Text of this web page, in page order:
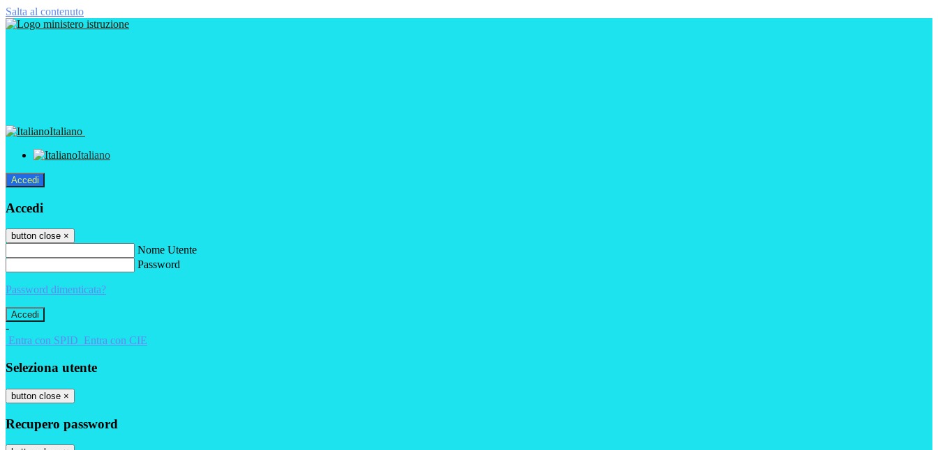
Salta al contenuto
Italiano
Italiano
Accedi
Accedi
button close ×
Nome Utente
Password
Password dimenticata?
-
Entra con SPID Entra con CIE
Seleziona utente
button close ×
Recupero password